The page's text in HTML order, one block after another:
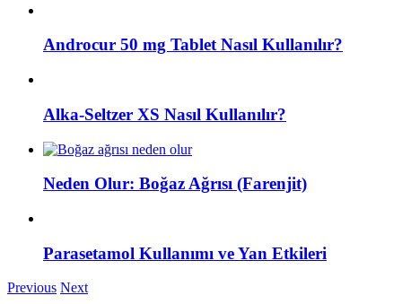
Androcur 50 mg Tablet Nasıl Kullanılır?
Alka-Seltzer XS Nasıl Kullanılır?
Neden Olur: Boğaz Ağrısı (Farenjit)
Parasetamol Kullanımı ve Yan Etkileri
Previous Next